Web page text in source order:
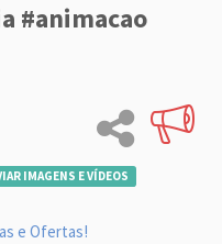
#animacao
IMAGENS E VÍDEOS
e Ofertas!